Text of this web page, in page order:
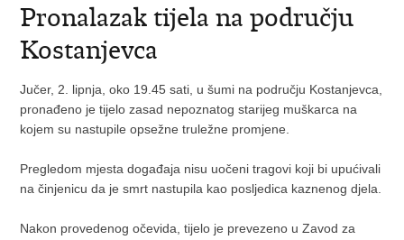
Pronalazak tijela na području
Kostanjevca
Jučer, 2. lipnja, oko 19.45 sati, u šumi na području Kostanjevca,
pronađeno je tijelo zasad nepoznatog starijeg muškarca na
kojem su nastupile opsežne truležne promjene.
Pregledom mjesta događaja nisu uočeni tragovi koji bi upućivali
na činjenicu da je smrt nastupila kao posljedica kaznenog djela.
Nakon provedenog očevida, tijelo je prevezeno u Zavod za